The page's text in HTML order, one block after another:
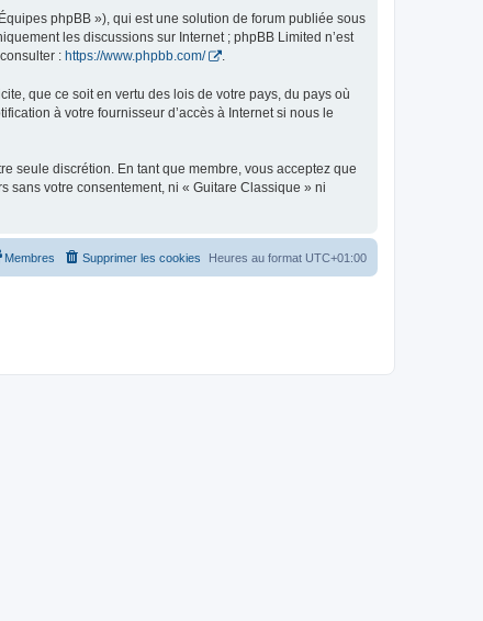
phpBB »), qui est une solution de forum publiée sous
les discussions sur Internet ; phpBB Limited n’est
: https://www.phpbb.com/ .
que ce soit en vertu des lois de votre pays, du pays où
à votre fournisseur d’accès à Internet si nous le
seule discrétion. En tant que membre, vous acceptez que
sans votre consentement, ni « Guitare Classique » ni
Heures au format UTC+01:00
Supprimer les cookies
Membres